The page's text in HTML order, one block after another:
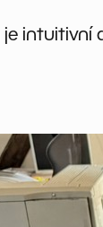
je intuitivní